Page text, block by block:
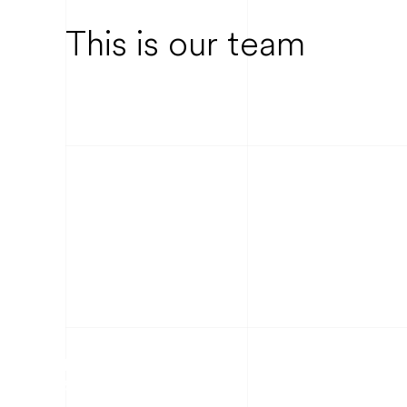
This is our team